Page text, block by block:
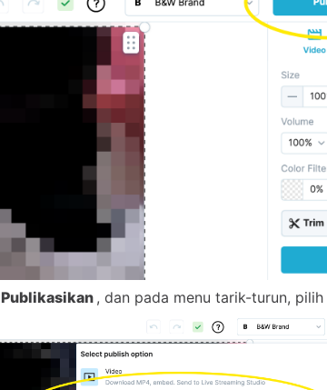
Publikasikan , dan pada menu tarik-turun, pilih